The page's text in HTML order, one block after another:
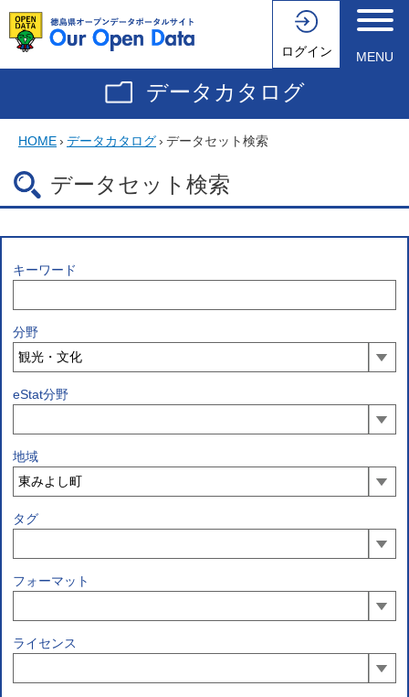
ログイン MENU
データカタログ
HOME› データカタログ› データセット検索
データセット検索
キーワード
分野
eStat分野
地域
タグ
フォーマット
ライセンス